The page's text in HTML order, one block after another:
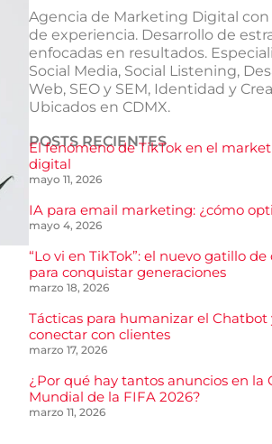
Agencia de Marketing Digital con
de experiencia. Desarrollo de
enfocadas en resultados.
Social Media, Social Listening,
Web, SEO y SEM, Identidad y
Ubicados en CDMX.
POSTS RECIENTES
El fenómeno de TikTok en el
digital
mayo 11, 2026
IA para email marketing: ¿cómo
mayo 4, 2026
“Lo vi en TikTok”: el nuevo gatillo de
para conquistar generaciones
marzo 18, 2026
Tácticas para humanizar el Chatbot
conectar con clientes
marzo 17, 2026
¿Por qué hay tantos anuncios en la
Mundial de la FIFA 2026?
marzo 11, 2026